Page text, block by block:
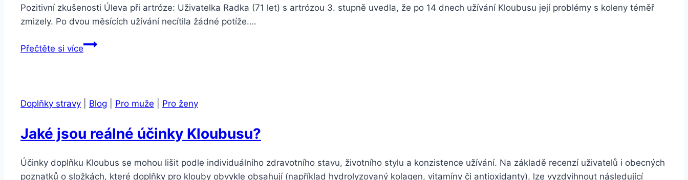
Pozitivní zkušenosti Úleva při artróze: Uživatelka Radka (71 let) s artrózou 3. stupně uvedla, že po 14 dnech užívání Kloubusu její problémy s koleny téměř
zmizely. Po dvou měsících užívání necítila žádné potíže….
Přečtěte si víceKloubus
Doplňky stravy
Blog Pro muže Pro ženy
Jaké jsou reálné účinky Kloubusu?
Účinky doplňku Kloubus se mohou lišit podle individuálního zdravotního stavu, životního stylu a konzistence užívání. Na základě recenzí uživatelů i obecných
poznatků o složkách, které doplňky pro klouby obvykle obsahují (například hydrolyzovaný kolagen, vitamíny či antioxidanty), lze vyzdvihnout následující